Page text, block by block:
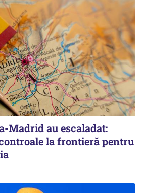
Madrid au escaladat:
la frontieră pentru